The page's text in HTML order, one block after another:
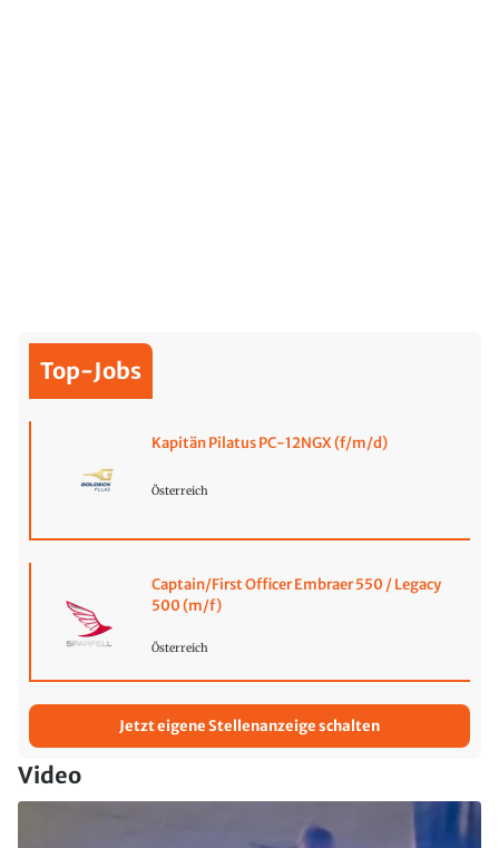
Top-Jobs
Kapitän Pilatus PC-12NGX (f/m/d)
Österreich
Captain/First Officer Embraer 550 / Legacy
500 (m/f)
Österreich
Jetzt eigene Stellenanzeige schalten
Video